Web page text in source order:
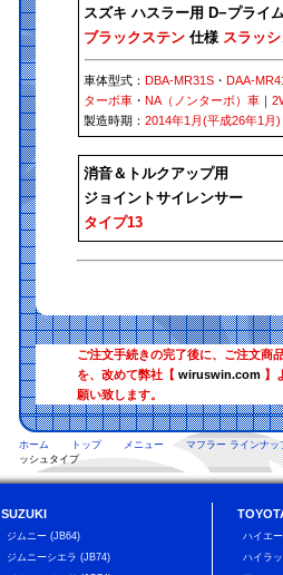
スズキ ハスラー用 D−プライ
ブラックステン 仕様 スラッ
車体型式：DBA-MR31S ・DAA-
ターボ車 ・NA（ノンターボ）車 ｜
製造時期：2014年1月(平成26年1月)
消音＆トルクアップ用
ジョイントサイレンサー
タイプ13
ご注文手続きの完了後に、ご注文商
を、改めて弊社【wiruswin.com 】
願い致します。
ホーム トップ メニュー
マフラー ラインナッ
ッシュタイプ
SUZUKI
ジムニー (JB64)
ジムニーシエラ (JB74)
ハイエ
ハイラ